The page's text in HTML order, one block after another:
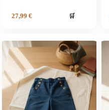
27,99 € 🛒